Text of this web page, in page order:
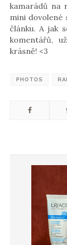
kamarádů na
mini dovolené
článku. A jak
komentářů,
krásně! <3
PHOTOS